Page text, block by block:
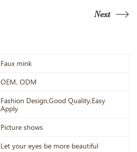
Next
Faux mink
OEM, ODM
Fashion Design,Good Quality,Easy
Apply
Picture shows
Let your eyes be more beautiful